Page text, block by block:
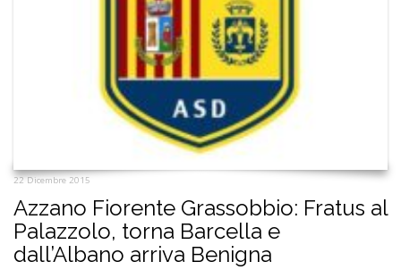
22 Dicembre 2015
Azzano Fiorente Grassobbio: Fratus al
Palazzolo, torna Barcella e
dall’Albano arriva Benigna